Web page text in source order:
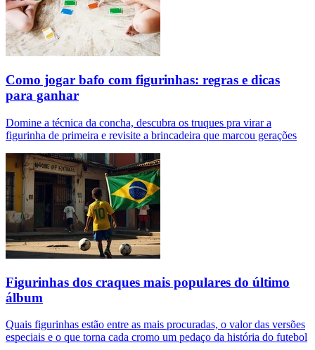
Como jogar bafo com figurinhas: regras e dicas
para ganhar
Domine a técnica da concha, descubra os truques pra virar a
figurinha de primeira e revisite a brincadeira que marcou gerações
Figurinhas dos craques mais populares do último
álbum
Quais figurinhas estão entre as mais procuradas, o valor das versões
especiais e o que torna cada cromo um pedaço da história do futebol